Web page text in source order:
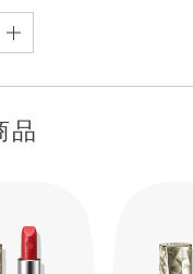
水・水酸化Al・水
キシエタノール・
硫酸Ba・黄4・黄5・
品